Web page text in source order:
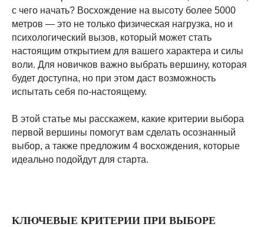
с чего начать? Восхождение на высоту более 5000
метров — это не только физическая нагрузка, но и
психологический вызов, который может стать
настоящим открытием для вашего характера и силы
воли. Для новичков важно выбрать вершину, которая
будет доступна, но при этом даст возможность
испытать себя по-настоящему.
В этой статье мы расскажем, какие критерии выбора
первой вершины помогут вам сделать осознанный
выбор, а также предложим 4 восхождения, которые
идеально подойдут для старта.
КЛЮЧЕВЫЕ КРИТЕРИИ ПРИ ВЫБОРЕ